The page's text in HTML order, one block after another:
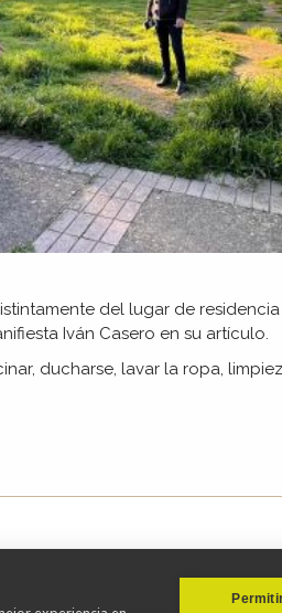
del lugar de
Iván Casero en su artículo.
ducharse, lavar la ropa,